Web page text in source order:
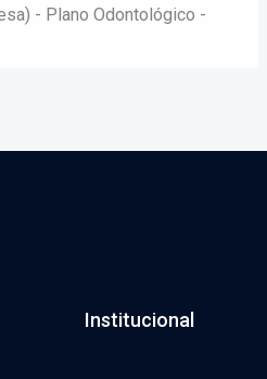
- Plano Odontológico -
Institucional